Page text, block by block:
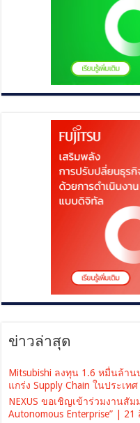
ข่าวล่าสุด
Mitsubishi ลงทุน 1.6 หมื่นล้าน
แกร่ง Supply Chain ในประเทศ
NEXUS ขอเชิญเข้าร่วมงานสัม
Autonomous Enterprise” |